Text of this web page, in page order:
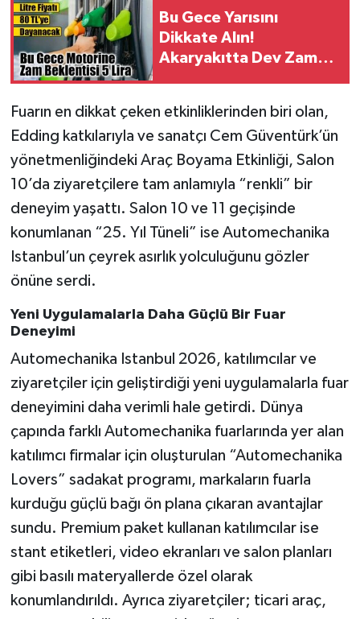
Bu Gece Yarısını
Dikkate Alın!
Akaryakıtta Dev Zam
Fuarın en dikkat çeken etkinliklerinden biri olan,
Edding katkılarıyla ve sanatçı Cem Güventürk’ün
yönetmenliğindeki Araç Boyama Etkinliği, Salon
10’da ziyaretçilere tam anlamıyla “renkli” bir
deneyim yaşattı. Salon 10 ve 11 geçişinde
konumlanan “25. Yıl Tüneli” ise Automechanika
Istanbul’un çeyrek asırlık yolculuğunu gözler
önüne serdi.
Yeni Uygulamalarla Daha Güçlü Bir Fuar
Deneyimi
Automechanika Istanbul 2026, katılımcılar ve
ziyaretçiler için geliştirdiği yeni uygulamalarla fuar
deneyimini daha verimli hale getirdi. Dünya
çapında farklı Automechanika fuarlarında yer alan
katılımcı firmalar için oluşturulan “Automechanika
Lovers” sadakat programı, markaların fuarla
kurduğu güçlü bağı ön plana çıkaran avantajlar
sundu. Premium paket kullanan katılımcılar ise
stant etiketleri, video ekranları ve salon planları
gibi basılı materyallerde özel olarak
konumlandırıldı. Ayrıca ziyaretçiler; ticari araç,